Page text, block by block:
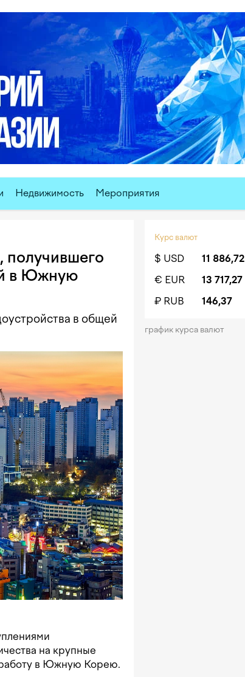
Недвижимость Мероприятия
в Южную
в общей
на крупные
работу в Южную Корею.
Курс валют
$ USD 11 886,72
€ EUR
13 717,27
₽ RUB
146,37
график курса валют